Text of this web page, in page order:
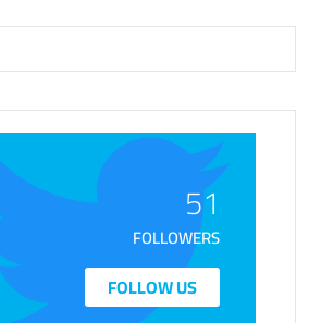
51
FOLLOWERS
FOLLOW US